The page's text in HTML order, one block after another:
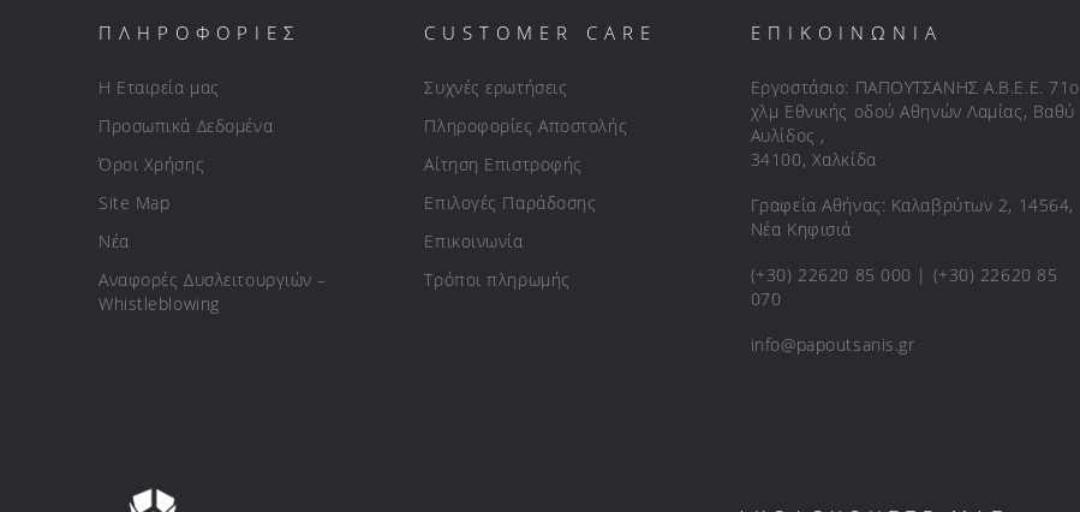
ΠΛΗΡΟΦΟΡΙΕΣ
Η Εταιρεία μας
Προσωπικά Δεδομένα
Όροι Χρήσης
Site Map
Νέα
Αναφορές Δυσλειτουργιών –
Whistleblowing
CUSTOMER CARE
Συχνές ερωτήσεις
Πληροφορίες Αποστολής
Αίτηση Επιστροφής
Επιλογές Παράδοσης
Επικοινωνία
Τρόποι πληρωμής
ΕΠΙΚΟΙΝΩΝΙΑ
Εργοστάσιο: ΠΑΠΟΥΤΣΑΝΗΣ Α.Β.Ε.Ε. 71ο
χλμ Εθνικής οδού Αθηνών Λαμίας, Βαθύ
Αυλίδος ,
34100, Χαλκίδα
Γραφεία Αθήνας: Καλαβρύτων 2, 14564,
Νέα Κηφισιά
(+30) 22620 85 000 | (+30) 22620 85
070
info@papoutsanis.gr